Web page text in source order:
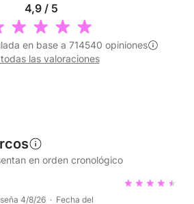
4,9 / 5
en base a 714540 opiniones
las valoraciones
en orden cronológico
4/8/26 · Fecha del